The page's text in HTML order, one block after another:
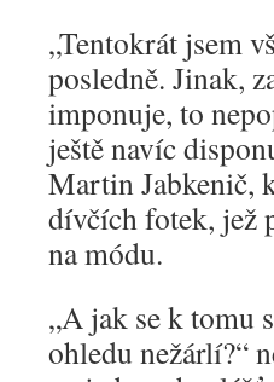
„Tentokrát jsem
posledně. Jinak,
imponuje, to
ještě navíc
Martin Jabkenič,
dívčích fotek, jež
na módu.
„A jak se k tomu
ohledu nežárlí?“